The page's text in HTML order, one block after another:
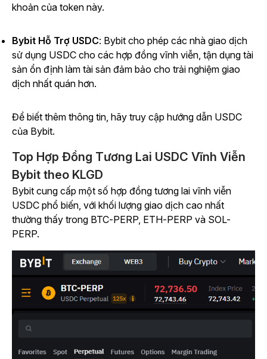
khoản của token này.
Bybit Hỗ Trợ USDC: Bybit cho phép các nhà giao dịch
sử dụng USDC cho các hợp đồng vĩnh viễn, tận dụng tài
sản ổn định làm tài sản đảm bảo cho trải nghiệm giao
dịch nhất quán hơn.
Để biết thêm thông tin, hãy truy cập hướng dẫn USDC
của Bybit.
Top Hợp Đồng Tương Lai USDC Vĩnh Viễn
Bybit theo KLGD
Bybit cung cấp một số hợp đồng tương lai vĩnh viễn
USDC phổ biến, với khối lượng giao dịch cao nhất
thường thấy trong BTC-PERP, ETH-PERP và SOL-
PERP.